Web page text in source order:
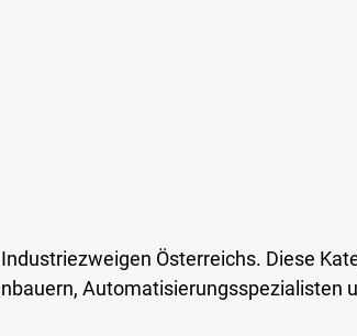
Österreichs. Diese
Automatisierungsspezialisten